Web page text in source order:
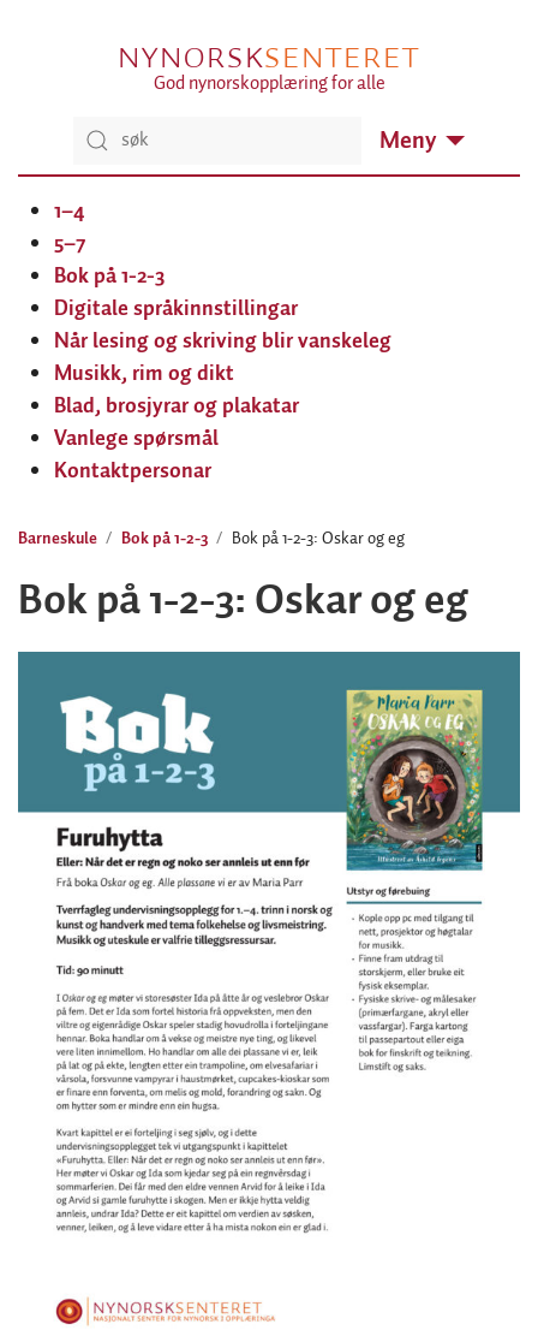
NYNORSKSENTERET
God nynorskopplæring for alle
Meny
1–4
5–7
Bok på 1-2-3
Digitale språkinnstillingar
Når lesing og skriving blir vanskeleg
Musikk, rim og dikt
Blad, brosjyrar og plakatar
Vanlege spørsmål
Kontaktpersonar
Barneskule Bok på 1-2-3 Bok på 1-2-3: Oskar og eg
Bok på 1-2-3: Oskar og eg